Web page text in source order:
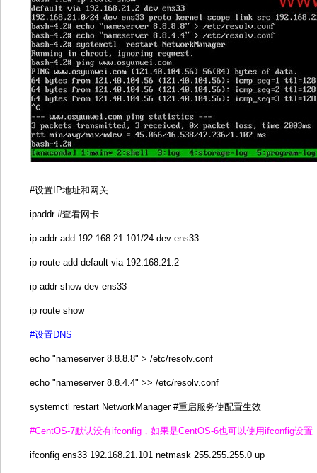
#设置IP地址和网关
ipaddr #查看网卡
ip addr add 192.168.21.101/24 dev ens33
ip route add default via 192.168.21.2
ip addr show dev ens33
ip route show
#设置DNS
echo "nameserver 8.8.8.8" > /etc/resolv.conf
echo "nameserver 8.8.4.4" >> /etc/resolv.conf
systemctl restart NetworkManager #重启服务使配置生效
#CentOS-7默认没有ifconfig，如果是CentOS-6也可以使用ifconfig设置
ifconfig ens33 192.168.21.101 netmask 255.255.255.0 up